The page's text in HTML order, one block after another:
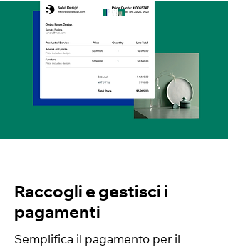
Raccogli e gestisci i
pagamenti
Semplifica il pagamento per il